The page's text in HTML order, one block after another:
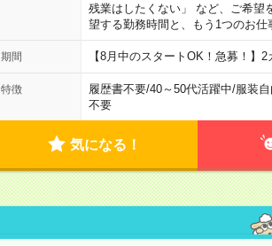
残業はしたくない」 など、ご希
望する勤務時間と、もう1つのお仕
期間 【8月中のスタートOK！急募！
特徴 履歴書不要/40～50代活躍中/服装自
不要
気になる！